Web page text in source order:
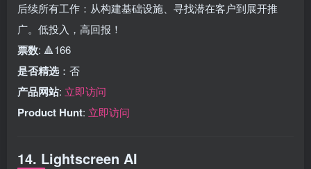
后续所有工作：从构建基础设施、寻找潜在客户到展开推
广。低投入，高回报！
票数: 🔺166
是否精选 ：否
产品网站: 立即访问
Product Hunt: 立即访问
14. Lightscreen AI